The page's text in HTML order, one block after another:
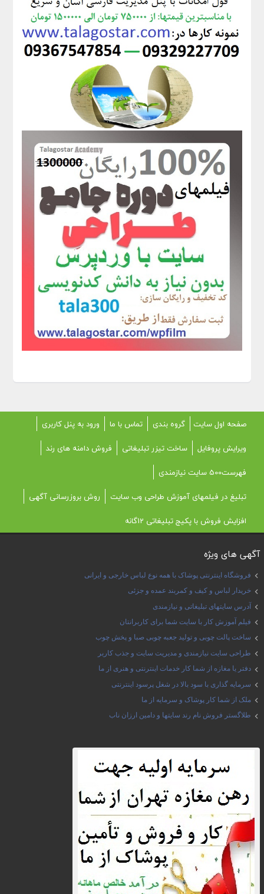
صفحه اول سایت گروه بندی تماس با ما
ورود به پنل کاربری
ویرایش پروفایل
ساخت تیزر تبلیغاتی
فروش دامنه های رند
فهرست500 سایت نیازمندی
تبلیغ در فیلمهای آموزش طراحی وب سایت
روش بروزرسانی آگهی
افزایش فروش با پکیج تبلیغاتی 12گانه
آگهی های ویژه
فروشگاه اینترنتی پوشاک با همه نوع لباس خارجی و ایرانی
خریدار لباس و کیف و کمربند عمده و جزئی
آدرس سایتهای تبلیغاتی و نیازمندی
فیلم آموزش کار با سایت شما برای کاربرانتان
ساخت پالت چوبی و تولید جعبه چوبی صبا و پخش چوب
طراحی سایت نیازمندی و مدیریت سایت و جذب کاربر
دفتر یا مغازه از شما کار خدمات اینترنتی و هنری از ما
سرمایه گذاری با سود بالا در شغل پرسود اینترنتی
ملک از شما کار پوشاک و سرمایه از ما
طلاگستر فروش نام رند سایتها و دامین ارزان ناب